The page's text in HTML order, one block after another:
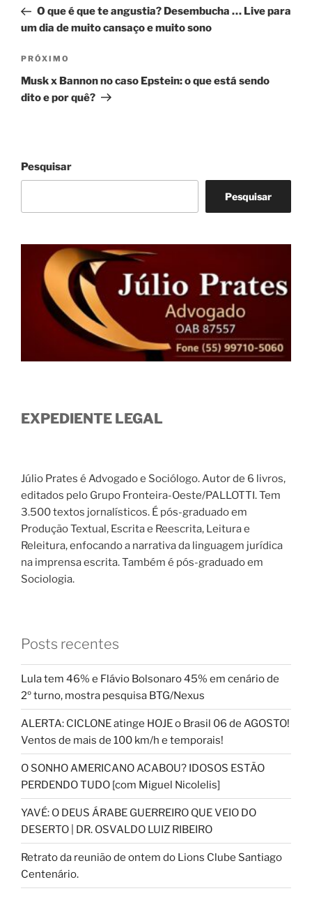
Post
anterior
O que é que te angustia? Desembucha … Live para
um dia de muito cansaço e muito sono
Próximo
post
PRÓXIMO
Musk x Bannon no caso Epstein: o que está sendo
dito e por quê?
Pesquisar
Pesquisar
EXPEDIENTE LEGAL
Júlio Prates é Advogado e Sociólogo. Autor de 6 livros,
editados pelo Grupo Fronteira-Oeste/PALLOTTI. Tem
3.500 textos jornalísticos. É pós-graduado em
Produção Textual, Escrita e Reescrita, Leitura e
Releitura, enfocando a narrativa da linguagem jurídica
na imprensa escrita. Também é pós-graduado em
Sociologia.
Posts recentes
Lula tem 46% e Flávio Bolsonaro 45% em cenário de
2º turno, mostra pesquisa BTG/Nexus
ALERTA: CICLONE atinge HOJE o Brasil 06 de AGOSTO!
Ventos de mais de 100 km/h e temporais!
O SONHO AMERICANO ACABOU? IDOSOS ESTÃO
PERDENDO TUDO [com Miguel Nicolelis]
YAVÉ: O DEUS ÁRABE GUERREIRO QUE VEIO DO
DESERTO | DR. OSVALDO LUIZ RIBEIRO
Retrato da reunião de ontem do Lions Clube Santiago
Centenário.